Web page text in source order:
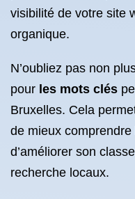
visibilité de votre site
organique.
N’oubliez pas non
pour les mots clés
Bruxelles. Cela
de mieux
d’améliorer son
recherche locaux.